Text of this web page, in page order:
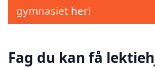
gymnasiet her!
Fag du kan få